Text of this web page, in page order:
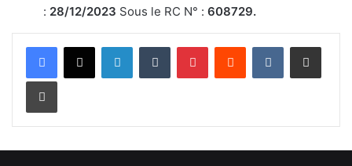
: 28/12/2023 Sous le RC N° : 608729.